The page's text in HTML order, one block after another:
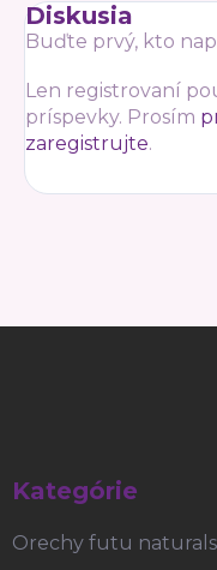
Diskusia
Buďte prvý, kto
Len registrovaní
príspevky. Prosím
zaregistrujte.
Kategórie
Orechy futu naturals